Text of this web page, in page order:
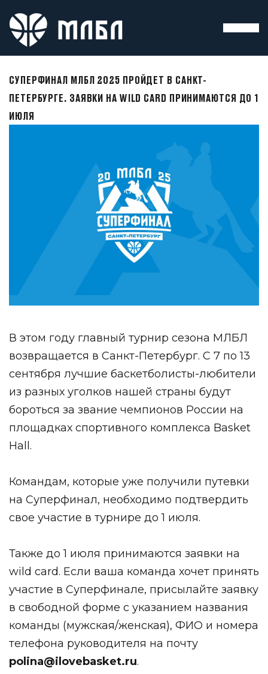
СУПЕРФИНАЛ МЛБЛ 2025 ПРОЙДЕТ В САНКТ-
ПЕТЕРБУРГЕ. ЗАЯВКИ НА WILD CARD ПРИНИМАЮТСЯ ДО 1
ИЮЛЯ
В этом году главный турнир сезона МЛБЛ
возвращается в Санкт-Петербург. С 7 по 13
сентября лучшие баскетболисты-любители
из разных уголков нашей страны будут
бороться за звание чемпионов России на
площадках спортивного комплекса Basket
Hall.
Командам, которые уже получили путевки
на Суперфинал, необходимо подтвердить
свое участие в турнире до 1 июля.
Также до 1 июля принимаются заявки на
wild card. Если ваша команда хочет принять
участие в Суперфинале, присылайте заявку
в свободной форме с указанием названия
команды (мужская/женская), ФИО и номера
телефона руководителя на почту
polina@ilovebasket.ru.